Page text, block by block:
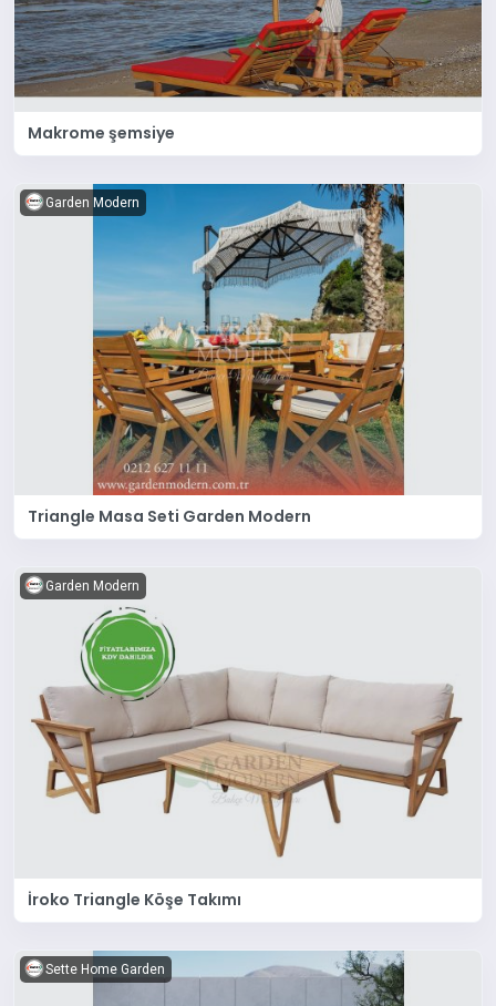
Makrome şemsiye
Garden Modern
Triangle Masa Seti Garden Modern
Garden Modern
İroko Triangle Köşe Takımı
Sette Home Garden